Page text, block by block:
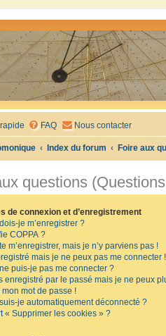
FAQ Nous contacter
Index du forum Foire aux
questions
de connexion et d’enregistrement
je m’enregistrer ?
COPPA ?
m’enregistrer, mais je n’y parviens pas !
mais je ne peux pas me connecter !
puis-je pas me connecter ?
enregistré par le passé mais je ne peux
mon mot de passe !
je automatiquement déconnecté ?
« Supprimer les cookies » ?